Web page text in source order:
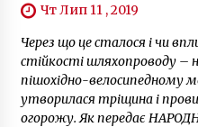
Чт Лип 11 , 2019
Через що це сталося і чи
стійкості шляхопроводу –
пішохідно-велосипедному
утворилася тріщина і
огорожу. Як передає